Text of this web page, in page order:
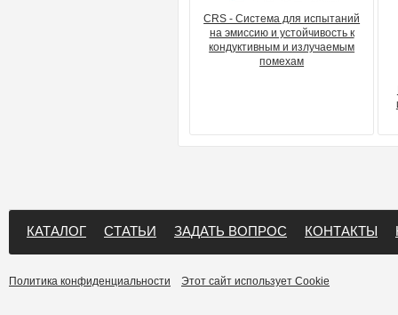
CRS - Система для испытаний
на эмиссию и устойчивость к
кондуктивным и излучаемым
помехам
КАТАЛОГ СТАТЬИ ЗАДАТЬ ВОПРОС КОНТАКТЫ
Политика конфиденциальности Этот сайт использует Cookie